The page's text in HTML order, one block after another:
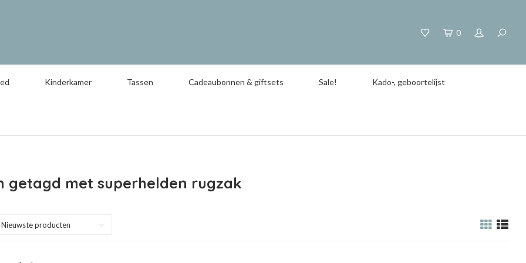
0
Kinderkamer Tassen Cadeaubonnen & giftsets Sale! Kado-, geboortelijst
getagd met superhelden rugzak
Nieuwste producten